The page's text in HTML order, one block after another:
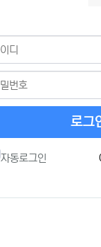
로그
자동로그인